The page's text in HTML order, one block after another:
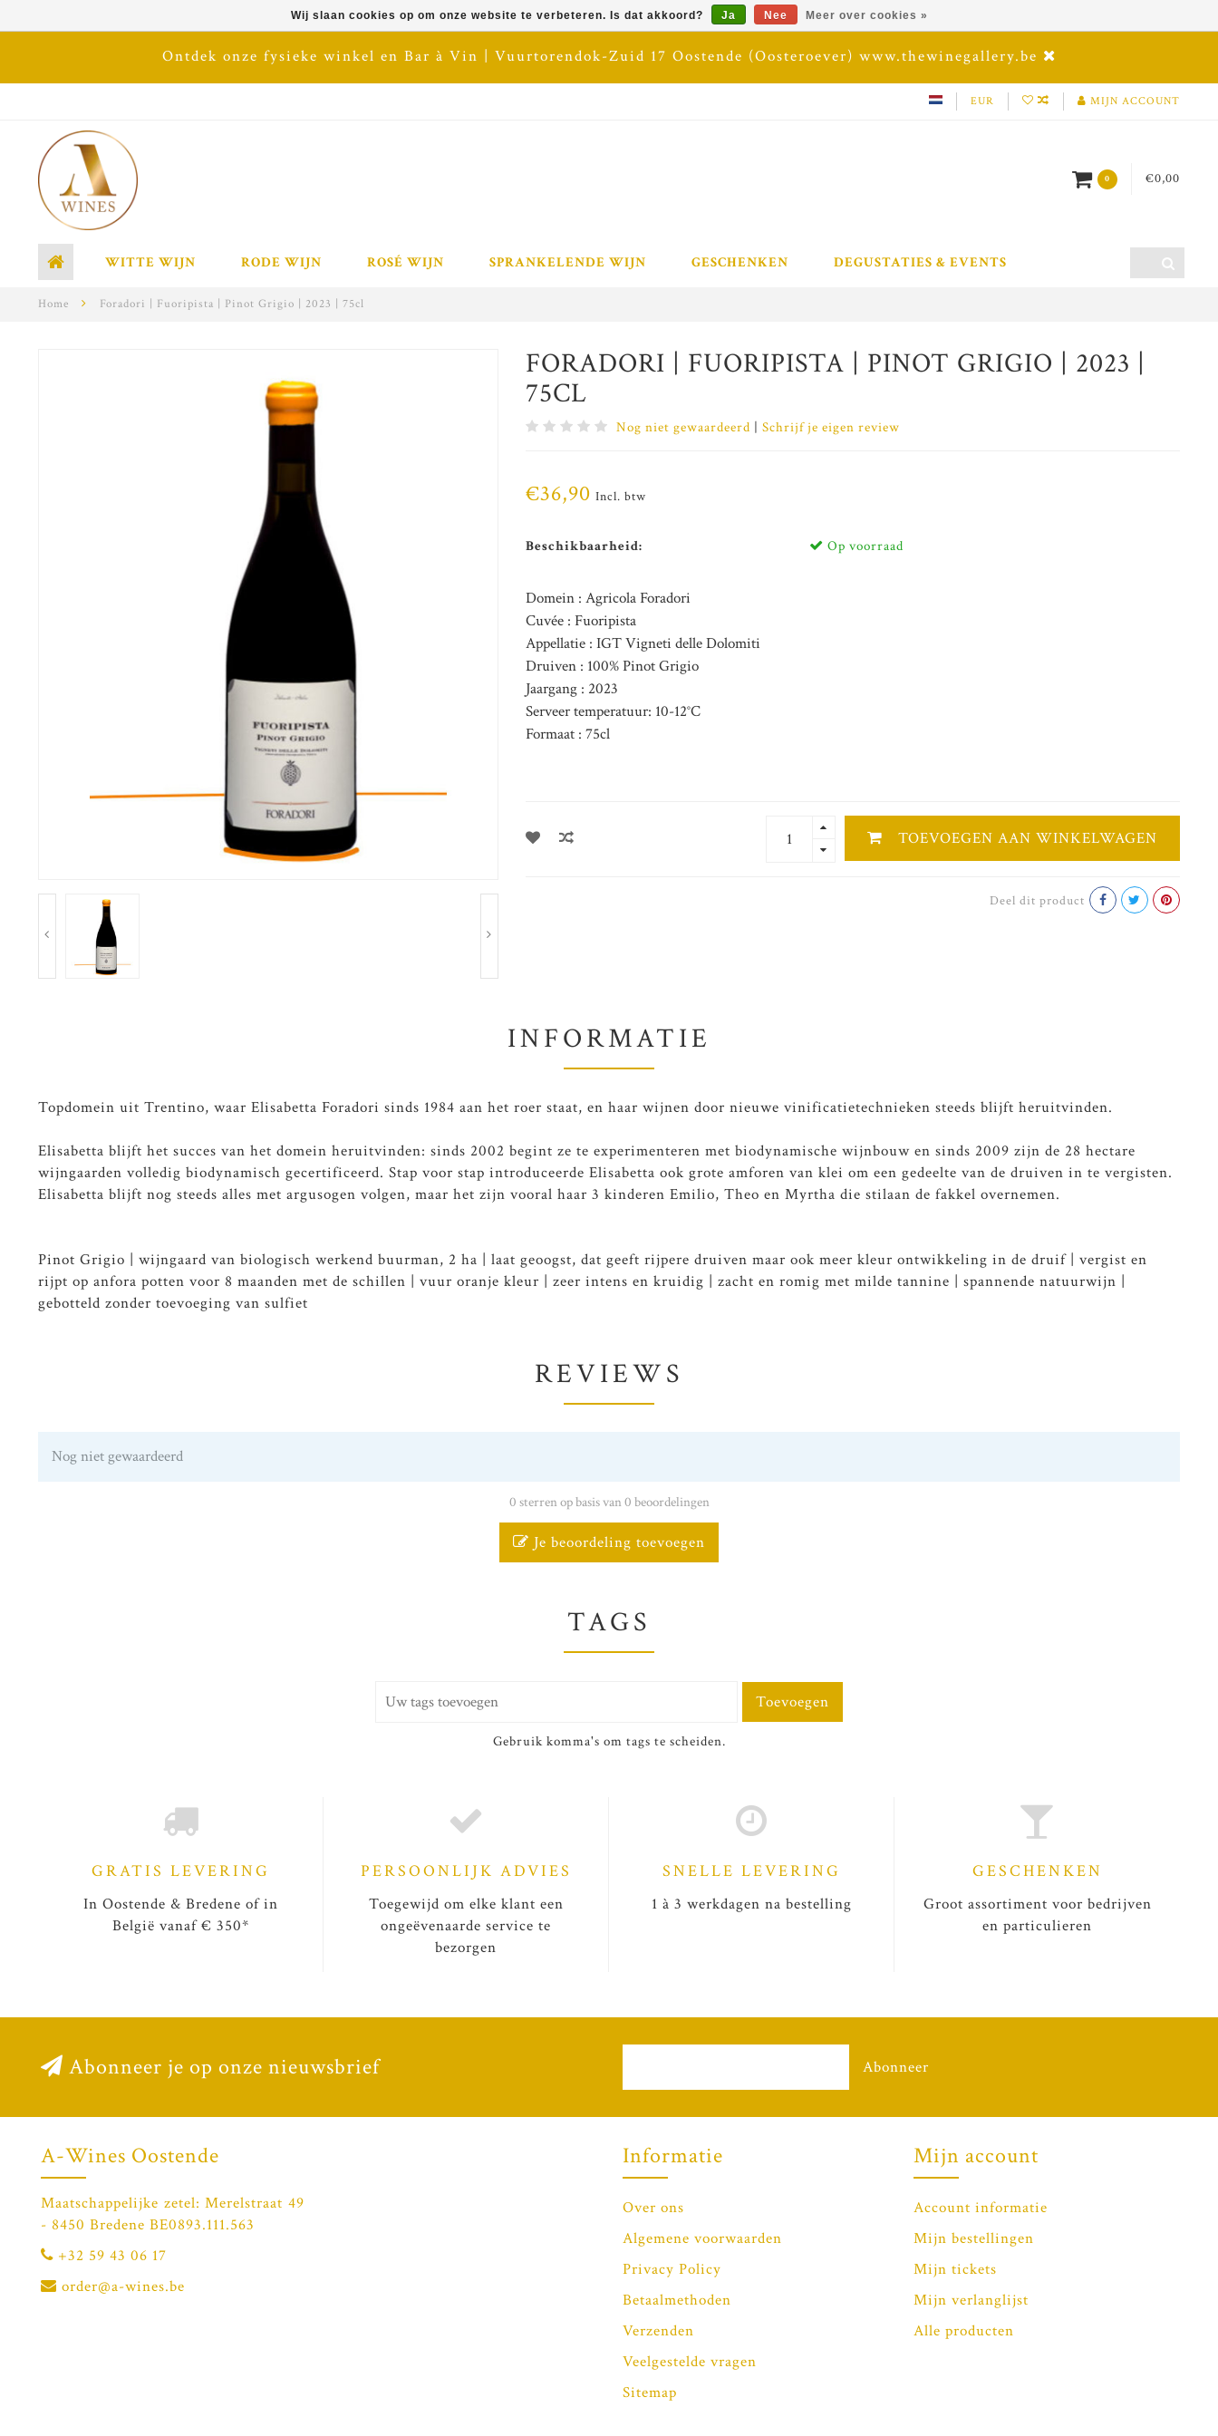
Ontdek onze fysieke winkel en Bar à Vin | Vuurtorendok-Zuid 17 Oostende (Oosteroever) www.thewinegallery.be
EUR MIJN ACCOUNT
0 €0,00
WITTE WIJN RODE WIJN ROSÉ WIJN SPRANKELENDE WIJN GESCHENKEN DEGUSTATIES & EVENTS
Home Foradori | Fuoripista | Pinot Grigio | 2023 | 75cl
FORADORI | FUORIPISTA | PINOT GRIGIO | 2023 |
75CL
Nog niet gewaardeerd | Schrijf je eigen review
€36,90 Incl. btw
Beschikbaarheid: Op voorraad
Domein : Agricola Foradori
Cuvée : Fuoripista
Appellatie : IGT Vigneti delle Dolomiti
Druiven : 100% Pinot Grigio
Jaargang : 2023
Serveer temperatuur: 10-12°C
Formaat : 75cl
TOEVOEGEN AAN WINKELWAGEN
Deel dit product
INFORMATIE
Topdomein uit Trentino, waar Elisabetta Foradori sinds 1984 aan het roer staat, en haar wijnen door nieuwe vinificatietechnieken steeds blijft heruitvinden.
Elisabetta blijft het succes van het domein heruitvinden: sinds 2002 begint ze te experimenteren met biodynamische wijnbouw en sinds 2009 zijn de 28 hectare
wijngaarden volledig biodynamisch gecertificeerd. Stap voor stap introduceerde Elisabetta ook grote amforen van klei om een gedeelte van de druiven in te vergisten.
Elisabetta blijft nog steeds alles met argusogen volgen, maar het zijn vooral haar 3 kinderen Emilio, Theo en Myrtha die stilaan de fakkel overnemen.
Pinot Grigio | wijngaard van biologisch werkend buurman, 2 ha | laat geoogst, dat geeft rijpere druiven maar ook meer kleur ontwikkeling in de druif | vergist en
rijpt op anfora potten voor 8 maanden met de schillen | vuur oranje kleur | zeer intens en kruidig | zacht en romig met milde tannine | spannende natuurwijn |
gebotteld zonder toevoeging van sulfiet
REVIEWS
Nog niet gewaardeerd
0 sterren op basis van 0 beoordelingen
Je beoordeling toevoegen
TAGS
Toevoegen
Gebruik komma's om tags te scheiden.
Wij slaan cookies op om onze website te verbeteren. Is dat akkoord? Ja Nee Meer over cookies »
GRATIS LEVERING
In Oostende & Bredene of in
België vanaf € 350*
PERSOONLIJK ADVIES
Toegewijd om elke klant een
ongeëvenaarde service te
bezorgen
SNELLE LEVERING
1 à 3 werkdagen na bestelling
GESCHENKEN
Groot assortiment voor bedrijven
en particulieren
Abonneer je op onze nieuwsbrief Abonneer
A-Wines Oostende
Maatschappelijke zetel: Merelstraat 49
- 8450 Bredene BE0893.111.563
+32 59 43 06 17
order@a-wines.be
Informatie
Over ons
Algemene voorwaarden
Privacy Policy
Betaalmethoden
Verzenden
Veelgestelde vragen
Sitemap
Mijn account
Account informatie
Mijn bestellingen
Mijn tickets
Mijn verlanglijst
Alle producten